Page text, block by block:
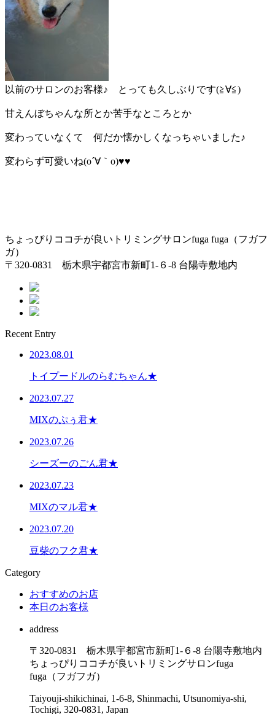
以前のサロンのお客様♪ とっても久しぶりです(≧∀≦)
甘えんぼちゃんな所とか苦手なところとか
変わっていなくて 何だか懐かしくなっちゃいました♪
変わらず可愛いね(o´∀｀o)♥♥
ちょっぴりココチが良いトリミングサロンfuga fuga（フガフ
ガ）
〒320-0831 栃木県宇都宮市新町1-６-8 台陽寺敷地内
Recent Entry
2023.08.01
トイプードルのらむちゃん★
2023.07.27
MIXのぷぅ君★
2023.07.26
シーズーのごん君★
2023.07.23
MIXのマル君★
2023.07.20
豆柴のフク君★
Category
おすすめのお店
本日のお客様
address
〒320-0831 栃木県宇都宮市新町1-６-8 台陽寺敷地内
ちょっぴりココチが良いトリミングサロンfuga
fuga（フガフガ）
Taiyouji-shikichinai, 1-6-8, Shinmachi, Utsunomiya-shi,
Tochigi, 320-0831, Japan